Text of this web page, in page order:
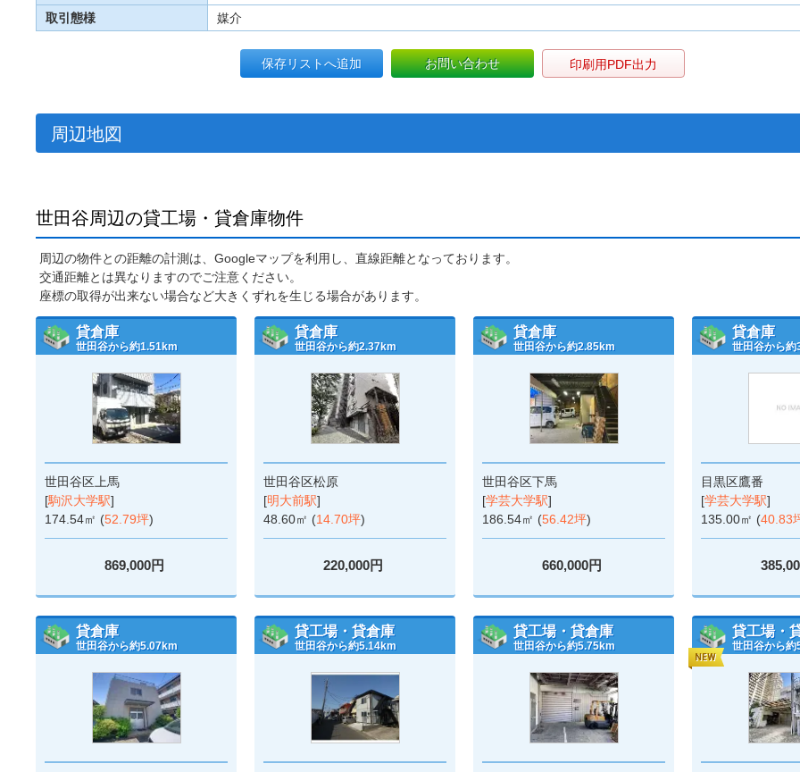
取引態様
媒介
保存リストへ追加 お問い合わせ 印刷用PDF出力
周辺地図
世田谷周辺の貸工場・貸倉庫物件
周辺の物件との距離の計測は、Googleマップを利用し、直線距離となっております。
交通距離とは異なりますのでご注意ください。
座標の取得が出来ない場合など大きくずれを生じる場合があります。
貸倉庫
世田谷から約1.51km
世田谷区上馬
[駒沢大学駅]
174.54㎡ (52.79坪)
869,000円
貸倉庫
世田谷から約2.37km
世田谷区松原
[明大前駅]
48.60㎡ (14.70坪)
220,000円
貸倉庫
世田谷から約2.85km
世田谷区下馬
[学芸大学駅]
186.54㎡ (56.42坪)
660,000円
貸倉庫
世田谷から
目黒区鷹番
[学芸大学駅]
135.00㎡ (40.83
貸倉庫
世田谷から約5.07km
貸工場・貸倉庫
世田谷から約5.14km
貸工場・貸倉庫
世田谷から約5.75km
貸工場・
世田谷から